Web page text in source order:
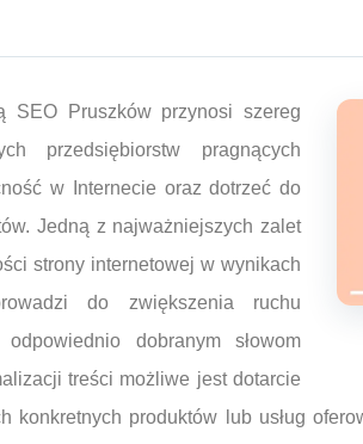
SEO Pruszków przynosi szereg
przedsiębiorstw pragnących
w Internecie oraz dotrzeć do
Jedną z najważniejszych zalet
strony internetowej w wynikach
do zwiększenia ruchu
dobranym słowom
treści możliwe jest dotarcie
konkretnych produktów lub usług